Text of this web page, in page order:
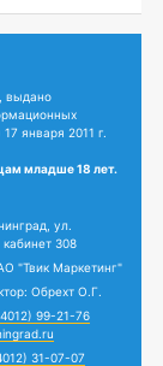
выдано
января 2011 г.
младше 18 лет.
ул.
308
"Твик Маркетинг"
Обрехт О.Г.
99-21-76
31-07-07